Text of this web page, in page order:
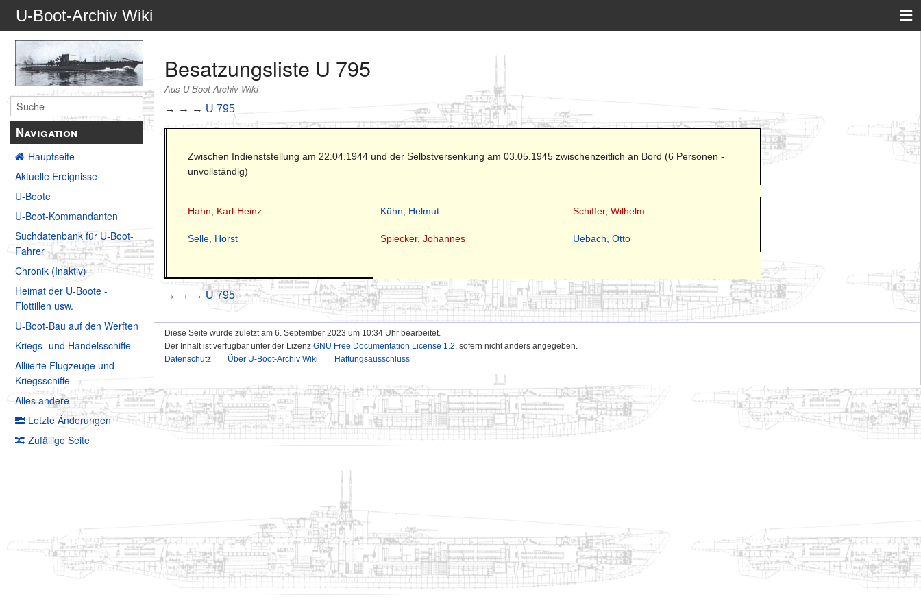
U-Boot-Archiv Wiki
Navigation
Hauptseite
Aktuelle Ereignisse
U-Boote
U-Boot-Kommandanten
Suchdatenbank für U-Boot-
Fahrer
Chronik (Inaktiv)
Heimat der U-Boote -
Flottillen usw.
U-Boot-Bau auf den Werften
Kriegs- und Handelsschiffe
Alliierte Flugzeuge und
Kriegsschiffe
Alles andere
Letzte Änderungen
Zufällige Seite
Besatzungsliste U 795
Aus U-Boot-Archiv Wiki
→ → → U 795
Zwischen Indienststellung am 22.04.1944 und der Selbstversenkung am 03.05.1945 zwischenzeitlich an Bord (6 Personen -
unvollständig)
Hahn, Karl-Heinz Kühn, Helmut Schiffer, Wilhelm
Selle, Horst Spiecker, Johannes Uebach, Otto
→ → → U 795
Diese Seite wurde zuletzt am 6. September 2023 um 10:34 Uhr bearbeitet.
Der Inhalt ist verfügbar unter der LizenzGNU Free Documentation License 1.2 , sofern nicht anders angegeben.
Datenschutz
Über U-Boot-Archiv Wiki Haftungsausschluss